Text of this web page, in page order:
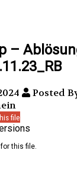
–
Posted
file
this file.